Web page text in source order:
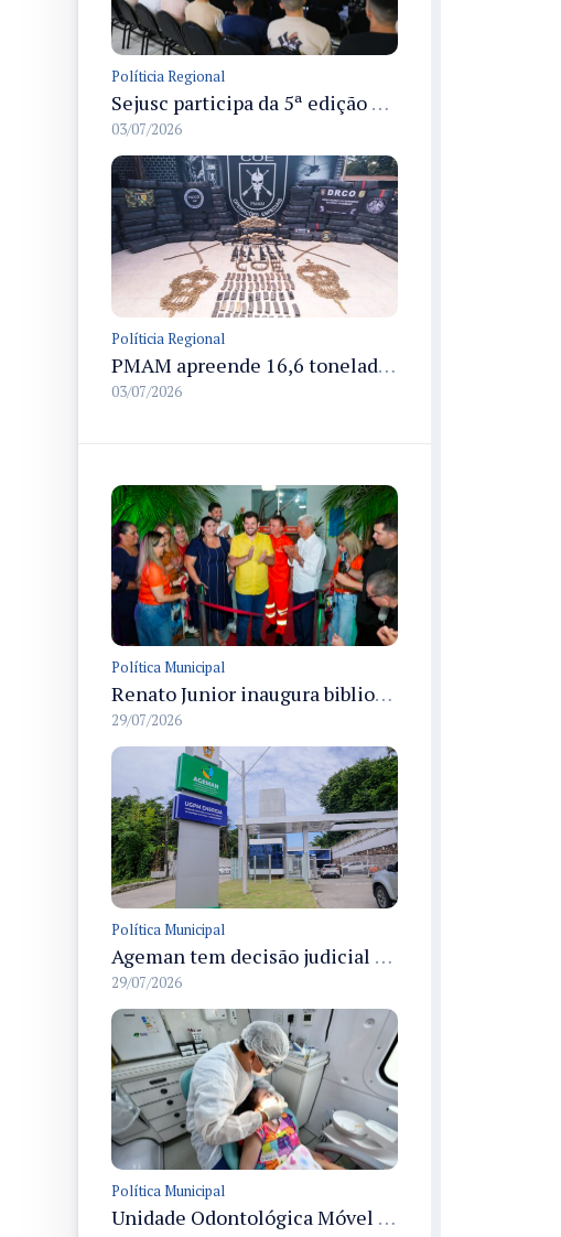
Políticia Regional
Sejusc participa da 5ª edição do Caminhos Literários com foco na cultura hip-hop nas unidades socioeducativas
03/07/2026
Políticia Regional
PMAM apreende 16,6 toneladas de entorpecentes e registra aumento nas prisões em flagrante e nas capturas de foragidos no primeiro semestre de 2026
03/07/2026
Política Municipal
Renato Junior inaugura biblioteca Semulsp do Saber para formação de servidores e comunidade em Manaus
29/07/2026
Política Municipal
Ageman tem decisão judicial que mantém multa de R$ 273 mil à Águas de Manaus por atraso na recomposição asfáltica na Cidade de Deus, Manaus
29/07/2026
Política Municipal
Unidade Odontológica Móvel da Semsa inicia atendimentos a pessoas com mobilidade reduzida no Morar Melhor 13